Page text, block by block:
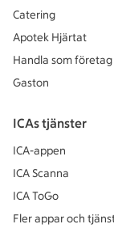
Catering
Apotek Hjärtat
Handla som företag
Gaston
ICAs tjänster
ICA-appen
ICA Scanna
ICA ToGo
Fler appar och